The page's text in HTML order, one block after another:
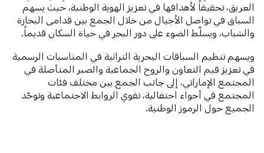
العريق، تحقيقاً لأهدافها في تعزيز الهوية الوطنية، حيث يسهم
السباق في تواصل الأجيال من خلال الجمع بين قدامى البحارة
والشباب، ويسلّط الضوء على دور البحر في حياة السكان قديماً.
ويسهم تنظيم السباقات البحرية التراثية في المناسبات الرسمية
في تعزيز قيم التعاون والروح الجماعية والصبر المتأصلة في
المجتمع الإماراتي، إلى جانب الجمع بين مختلف فئات
المجتمع في أجواء احتفالية، تقوي الروابط الاجتماعية وتوحّد
الجميع حول الرموز الوطنية.